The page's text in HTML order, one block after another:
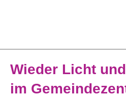
Wieder Licht
im